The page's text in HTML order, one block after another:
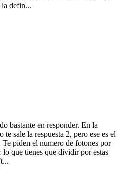
defin...
bastante en responder. En la
sale la respuesta 2, pero ese es el
piden el numero de fotones por
que tienes que dividir por estas